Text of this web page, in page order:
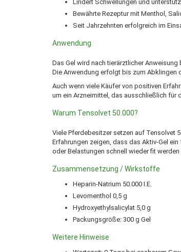
Lindert Schwellungen und
Bewährte Rezeptur mit Menthol,
Seit Jahrzehnten erfolgreich im
Anwendung
Das Gel wird nach tierärztlicher
Die Anwendung erfolgt bis zum Abklingen
Auch wenn viele Käufer von positiven
um ein Arzneimittel, das ausschließlich für
Warum Tensolvet 50.000?
Viele Pferdebesitzer setzen auf Tensolvet
Erfahrungen zeigen, dass das Aktiv-Gel
oder Belastungen schnell wieder fit werden
Zusammensetzung / Wirkstoffe
Heparin-Natrium 50.000 I.E.
Levomenthol 0,5 g
Hydroxyethylsalicylat 5,0 g
Packungsgröße: 300 g Gel
Weitere Hinweise